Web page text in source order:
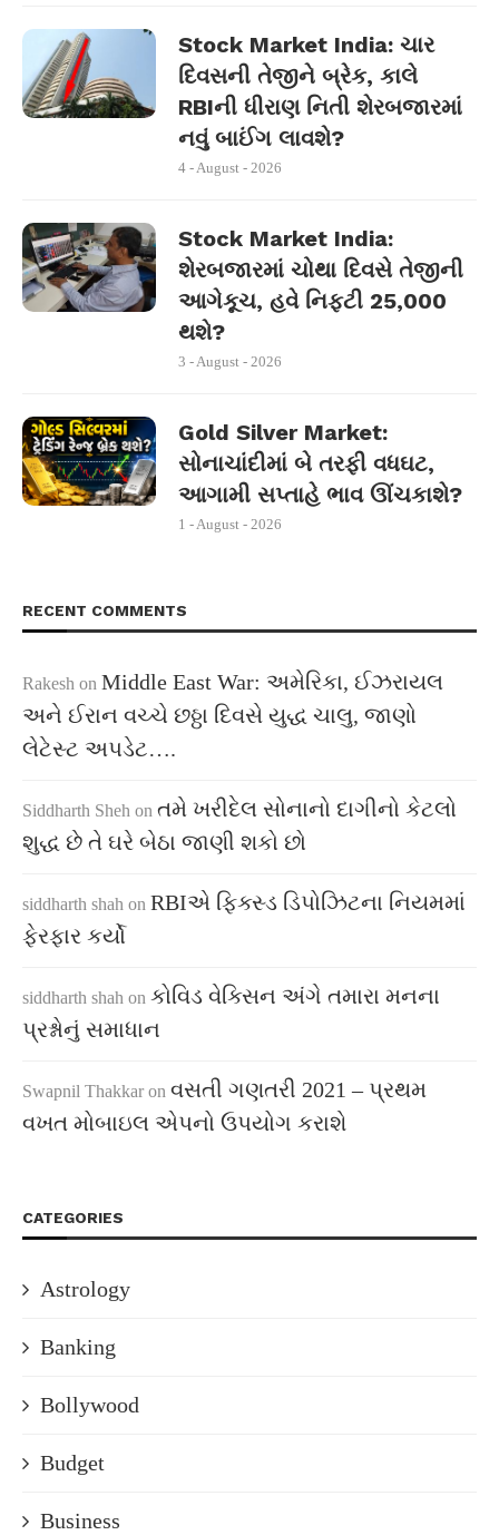
Stock Market India: ચાર
દિવસની તેજીને બ્રેક, કાલે
RBIની ધીરાણ નિતી શેરબજારમાં
નવું બાઈંગ લાવશે?
4 - August - 2026
Stock Market India:
શેરબજારમાં ચોથા દિવસે તેજીની
આગેકૂચ, હવે નિફ્ટી 25,000
થશે?
3 - August - 2026
Gold Silver Market:
સોનાચાંદીમાં બે તરફી વધઘટ,
આગામી સપ્તાહે ભાવ ઊંચકાશે?
1 - August - 2026
RECENT COMMENTS
Rakesh on Middle East War: અમેરિકા, ઈઝરાયલ
અને ઈરાન વચ્ચે છઠ્ઠા દિવસે યુદ્ધ ચાલુ, જાણો
લેટેસ્ટ અપડેટ….
Siddharth Sheh on તમે ખરીદેલ સોનાનો દાગીનો કેટલો
શુદ્ધ છે તે ઘરે બેઠા જાણી શકો છો
siddharth shah on RBIએ ફિક્સ્ડ ડિપોઝિટના નિયમમાં
ફેરફાર કર્યો
siddharth shah on કોવિડ વેક્સિન અંગે તમારા મનના
પ્રશ્નોનું સમાધાન
Swapnil Thakkar on વસતી ગણતરી 2021 – પ્રથમ
વખત મોબાઇલ એપનો ઉપયોગ કરાશે
CATEGORIES
Astrology
Banking
Bollywood
Budget
Business